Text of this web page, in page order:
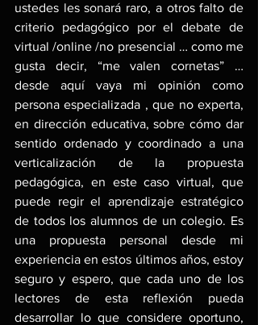
ustedes les sonará raro, a otros falto de
criterio pedagógico por el debate de
virtual /online /no presencial … como me
gusta decir, “me valen cornetas” …
desde aquí vaya mi opinión como
persona especializada , que no experta,
en dirección educativa, sobre cómo dar
sentido ordenado y coordinado a una
verticalización de la propuesta
pedagógica, en este caso virtual, que
puede regir el aprendizaje estratégico
de todos los alumnos de un colegio. Es
una propuesta personal desde mi
experiencia en estos últimos años, estoy
seguro y espero, que cada uno de los
lectores de esta reflexión pueda
desarrollar lo que considere oportuno,